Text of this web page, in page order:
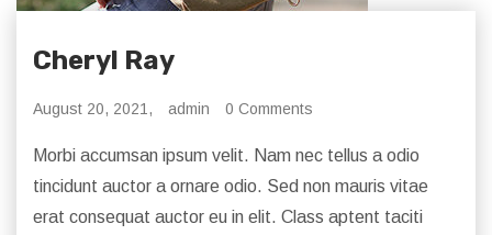
Cheryl Ray
August 20, 2021, admin 0 Comments
Morbi accumsan ipsum velit. Nam nec tellus a odio
tincidunt auctor a ornare odio. Sed non mauris vitae
erat consequat auctor eu in elit. Class aptent taciti